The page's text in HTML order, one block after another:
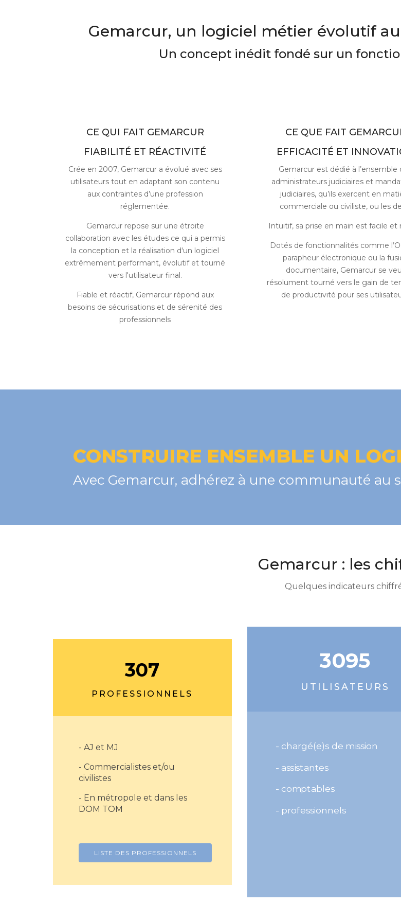
Gemarcur, un logiciel métier évolutif
Un concept inédit fondé sur un
CE QUI FAIT GEMARCUR
FIABILITÉ ET RÉACTIVITÉ
Crée en 2007, Gemarcur a évolué avec ses
utilisateurs tout en adaptant son contenu
aux contraintes d’une profession
réglementée.
Gemarcur repose sur une étroite
collaboration avec les études ce qui a permis
la conception et la réalisation d'un logiciel
extrêmement performant, évolutif et tourné
vers l'utilisateur final.
Fiable et réactif, Gemarcur répond aux
besoins de sécurisations et de sérenité des
professionnels
CE QUE FAIT
EFFICACITÉ ET
Gemarcur est dédié à l’ensemble
administrateurs judiciaires et
judiciaires, qu’ils exercent en
commerciale ou civiliste, ou les
Intuitif, sa prise en main est facile et
Dotés de fonctionnalités comme
parapheur électronique ou la
documentaire, Gemarcur se
résolument tourné vers le gain de
de productivité pour ses
CONSTRUIRE ENSEMBLE UN
Avec Gemarcur, adhérez à une communauté au
Gemarcur : les
Quelques indicateurs
307
PROFESSIONNELS
- AJ et MJ
- Commercialistes et/ou
civilistes
- En métropole et dans les
DOM TOM
LISTE DES PROFESSIONNELS
3095
UTILISATEURS
- chargé(e)s de mission
- assistantes
- comptables
- professionnels